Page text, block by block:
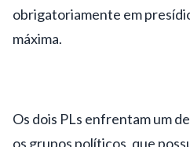
obrigatoriamente em
máxima.
Os dois PLs enfrentam um
os grupos políticos, que